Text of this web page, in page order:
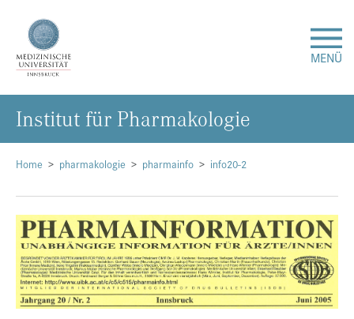
MENÜ
Forschung
Studium & Lehre
Krankenversorgung
Über uns
Internationales
Home pharmakologie pharmainfo info20-2
In­sti­tut für Phar­ma­ko­lo­gie